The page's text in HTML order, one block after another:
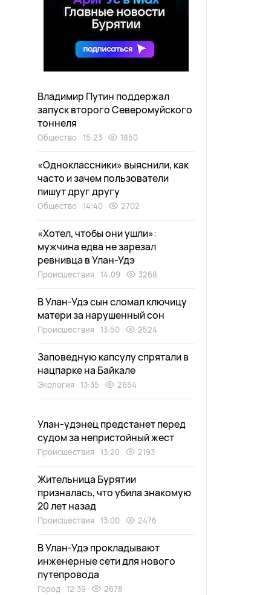
Владимир Путин поддержал
запуск второго Северомуйского
тоннеля
Общество 15:23 1850
«Одноклассники» выяснили, как
часто и зачем пользователи
пишут друг другу
Общество 14:40 2702
«Хотел, чтобы они ушли»:
мужчина едва не зарезал
ревнивца в Улан-Удэ
Происшествия 14:09 3268
В Улан-Удэ сын сломал ключицу
матери за нарушенный сон
Происшествия 13:50 2524
Заповедную капсулу спрятали в
нацпарке на Байкале
Экология 13:35 2654
Улан-удэнец предстанет перед
судом за непристойный жест
Происшествия 13:20 2193
Жительница Бурятии
призналась, что убила знакомую
20 лет назад
Происшествия 13:00 2476
В Улан-Удэ прокладывают
инженерные сети для нового
путепровода
Город 12:39 2678